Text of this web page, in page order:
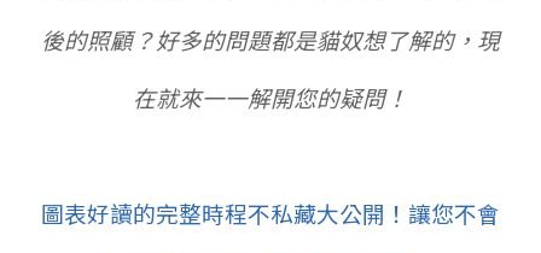
後的照顧？好多的問題都是貓奴想了解的，現
在就來一一解開您的疑問！
圖表好讀的完整時程不私藏大公開！讓您不會